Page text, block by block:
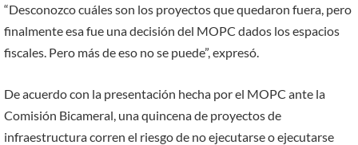
“Desconozco cuáles son los proyectos que quedaron fuera, pero
finalmente esa fue una decisión del MOPC dados los espacios
fiscales. Pero más de eso no se puede”, expresó.
De acuerdo con la presentación hecha por el MOPC ante la
Comisión Bicameral, una quincena de proyectos de
infraestructura corren el riesgo de no ejecutarse o ejecutarse